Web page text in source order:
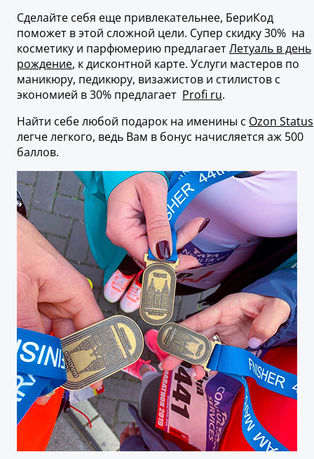
Сделайте себя еще привлекательнее, БериКод
поможет в этой сложной цели. Супер скидку 30% на
косметику и парфюмерию предлагаетЛетуаль в день
рождение, к дисконтной карте. Услуги мастеров по
маникюру, педикюру, визажистов и стилистов с
экономией в 30% предлагает Profi ru.
Найти себе любой подарок на именины с Ozon Status
легче легкого, ведь Вам в бонус начисляется аж 500
баллов.